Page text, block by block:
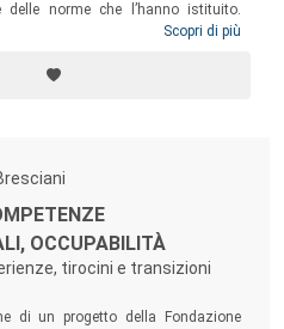
norme che l’hanno istituito.
di orientarsi in un sistema
esigere il nuovo diritto di
ottenere il riconoscimento delle
Scopri di più
OCCUPABILITÀ
tirocini e transizioni
di un progetto della Fondazione